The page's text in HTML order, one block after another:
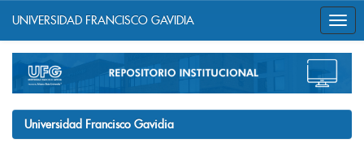
navigation
UNIVERSIDAD FRANCISCO GAVIDIA
Universidad Francisco Gavidia